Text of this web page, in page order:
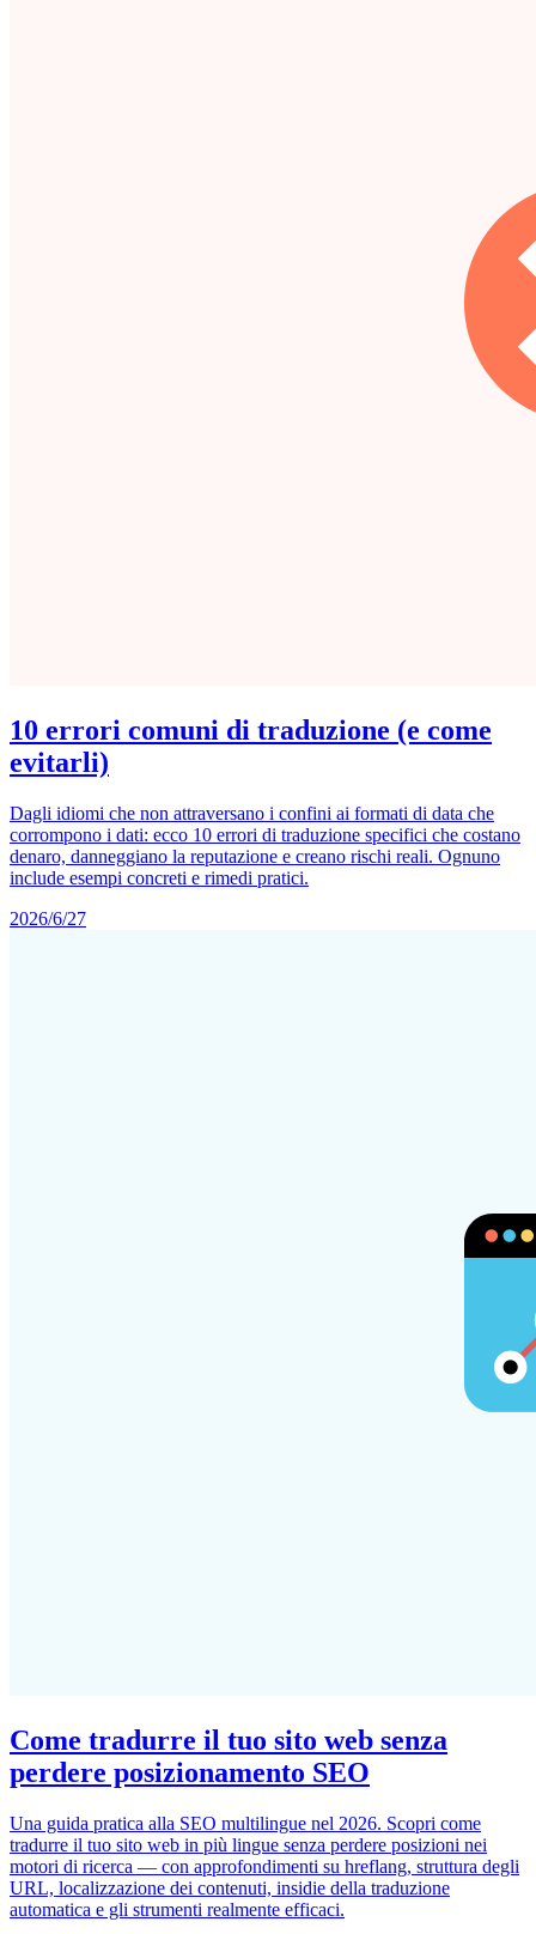
10 errori comuni di traduzione (e come
evitarli)
Dagli idiomi che non attraversano i confini ai formati di data che
corrompono i dati: ecco 10 errori di traduzione specifici che costano
denaro, danneggiano la reputazione e creano rischi reali. Ognuno
include esempi concreti e rimedi pratici.
2026/6/27
Come tradurre il tuo sito web senza
perdere posizionamento SEO
Una guida pratica alla SEO multilingue nel 2026. Scopri come
tradurre il tuo sito web in più lingue senza perdere posizioni nei
motori di ricerca — con approfondimenti su hreflang, struttura degli
URL, localizzazione dei contenuti, insidie della traduzione
automatica e gli strumenti realmente efficaci.